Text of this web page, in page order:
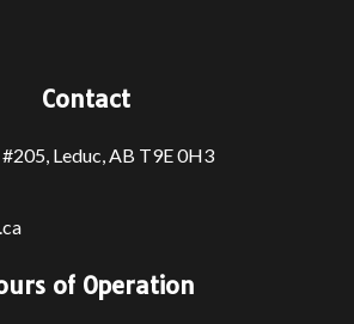
Contact
Leduc, AB T9E 0H3
of Operation